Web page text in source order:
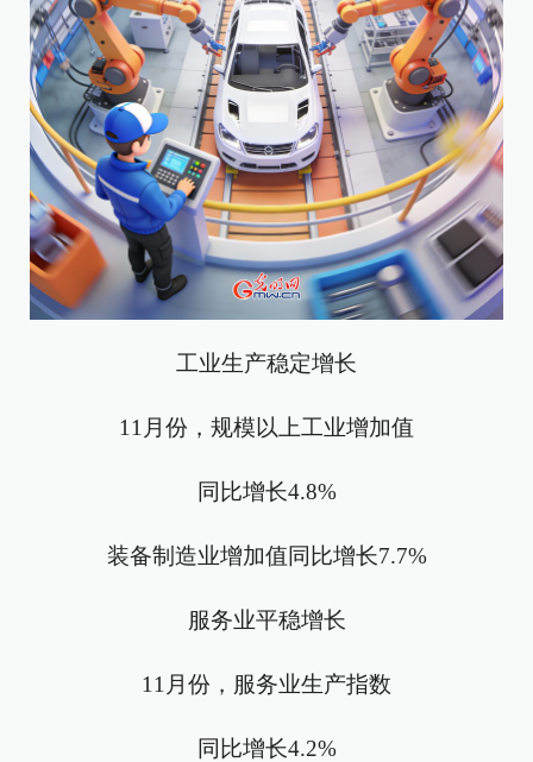
工业生产稳定增长
11月份，规模以上工业增加值
同比增长4.8%
装备制造业增加值同比增长7.7%
服务业平稳增长
11月份，服务业生产指数
同比增长4.2%